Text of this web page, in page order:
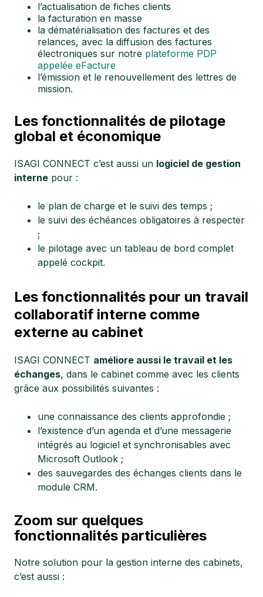
l’actualisation de fiches clients
la facturation en masse
la dématérialisation des factures et des
relances, avec la diffusion des factures
électroniques sur notre plateforme PDP
appelée eFacture
l’émission et le renouvellement des lettres de
mission.
Les fonctionnalités de pilotage
global et économique
ISAGI CONNECT c’est aussi un logiciel de gestion
interne pour :
le plan de charge et le suivi des temps ;
le suivi des échéances obligatoires à respecter
;
le pilotage avec un tableau de bord complet
appelé cockpit.
Les fonctionnalités pour un travail
collaboratif interne comme
externe au cabinet
ISAGI CONNECT améliore aussi le travail et les
échanges, dans le cabinet comme avec les clients
grâce aux possibilités suivantes :
une connaissance des clients approfondie ;
l’existence d’un agenda et d’une messagerie
intégrés au logiciel et synchronisables avec
Microsoft Outlook ;
des sauvegardes des échanges clients dans le
module CRM.
Zoom sur quelques
fonctionnalités particulières
Notre solution pour la gestion interne des cabinets,
c’est aussi :